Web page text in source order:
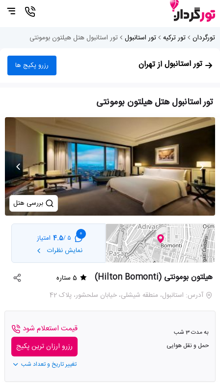
تورگردان تور ترکیه تور استانبول تور استانبول هتل هیلتون بومونتی
تور استانبولاز تهران رزرو پکیج ها
تور استانبول هتل هیلتون بومونتی
بررسی هتل
0
5 /
4.5 امتیاز
نمایش نظرات
هیلتون بومونتی (Hilton Bomonti)
5 ستاره
آدرس: استانبول، منطقه شیشلی، خیابان سلحشور، پلاک 42
به مدت 3 شب
حمل و نقل هوایی
قیمت استعلام شود
رزرو ارزان ترین پکیج
تغییر تاریخ و تعداد شب